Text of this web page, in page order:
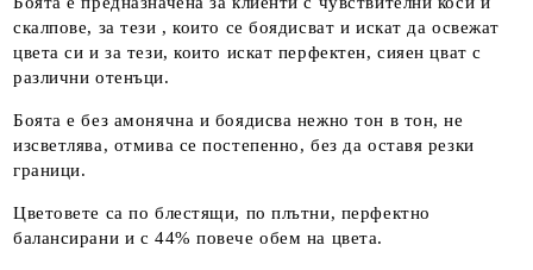
скалпове, за тези , които се боядисват и искат да освежат
цвета си и за тези, които искат перфектен, сияен цват с
различни отенъци.
Боята е без амонячна и боядисва нежно тон в тон, не
изсветлява, отмива се постепенно, без да оставя резки
граници.
Цветовете са по блестящи, по плътни, перфектно
балансирани и с 44% повече обем на цвета.